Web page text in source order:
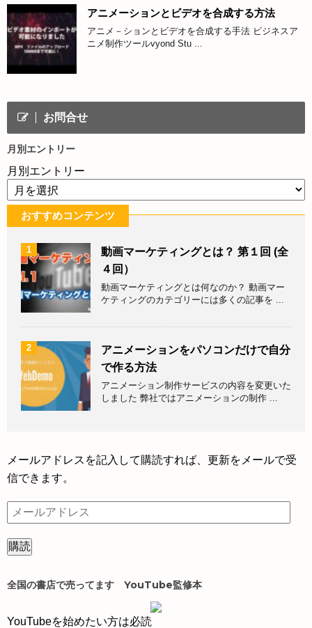
アニメーションとビデオを合成する方法
アニメ－ションとビデオを合成する手法 ビジネスア
ニメ制作ツールvyond Stu ...
お問合せ
月別エントリー
月別エントリー
おすすめコンテンツ
1
動画マーケティングとは？ 第１回 (全
４回）
動画マーケティングとは何なのか？ 動画マー
ケティングのカテゴリーには多くの記事を ...
2
アニメーションをパソコンだけで自分
で作る方法
アニメーション制作サービスの内容を変更いた
しました 弊社ではアニメーションの制作 ...
メールアドレスを記入して購読すれば、更新をメールで受
信できます。
メ
ル
ド
ス
全国の書店で売ってます YouTube監修本
YouTubeを始めたい方は必読